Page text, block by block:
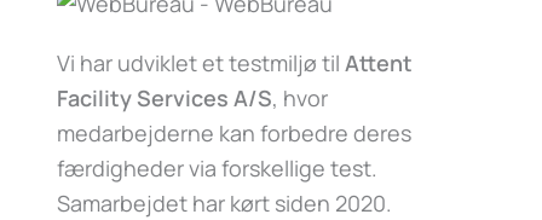
Vi har udviklet et testmiljø til Attent
Facility Services A/S, hvor
medarbejderne kan forbedre deres
færdigheder via forskellige test.
Samarbejdet har kørt siden 2020.